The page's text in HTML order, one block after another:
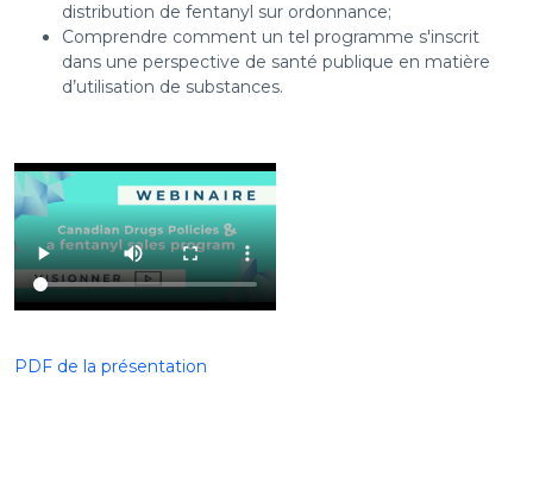
distribution de fentanyl sur ordonnance;
Comprendre comment un tel programme s'inscrit
dans une perspective de santé publique en matière
d’utilisation de substances.
PDF de la présentation